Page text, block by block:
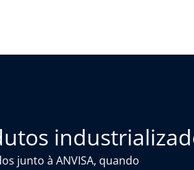
junto à ANVISA, quando